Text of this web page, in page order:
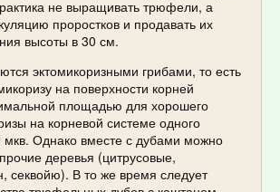
не выращивать трюфели, а
проростков и продавать их
высоты в 30 см.
эктомикоризными грибами, то есть
на поверхности корней
площадью для хорошего
на корневой системе одного
мкв. Однако вместе с дубами можно
деревья (цитрусовые,
секвойю). В то же время следует